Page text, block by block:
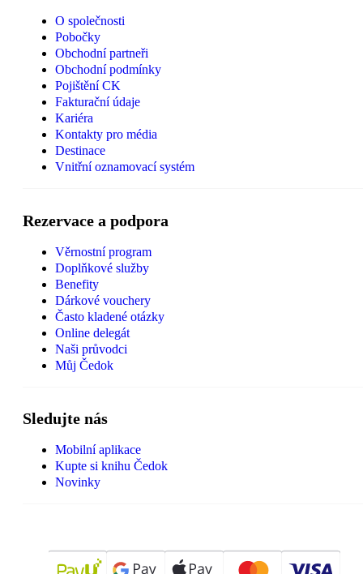
O společnosti
Pobočky
Obchodní partneři
Obchodní podmínky
Pojištění CK
Fakturační údaje
Kariéra
Kontakty pro média
Destinace
Vnitřní oznamovací systém
Rezervace a podpora
Věrnostní program
Doplňkové služby
Benefity
Dárkové vouchery
Často kladené otázky
Online delegát
Naši průvodci
Můj Čedok
Sledujte nás
Mobilní aplikace
Kupte si knihu Čedok
Novinky